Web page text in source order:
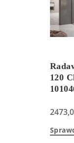
120